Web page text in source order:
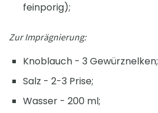
feinporig);
Zur Imprägnierung:
Knoblauch - 3 Gewürznelken;
Salz - 2-3 Prise;
Wasser - 200 ml;